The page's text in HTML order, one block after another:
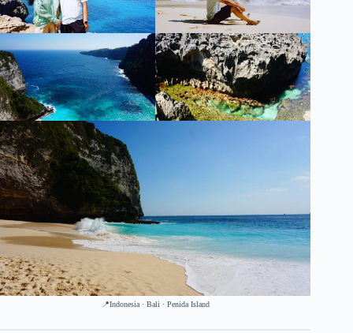
📍Indonesia · Bali · Penida Island